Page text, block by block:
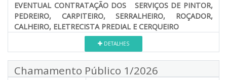
EVENTUAL CONTRATAÇÃO DOS SERVIÇOS DE PINTOR,
PEDREIRO, CARPITEIRO, SERRALHEIRO, ROÇADOR,
CALHEIRO, ELETRECISTA PREDIAL E CERQUEIRO
DETALHES
Chamamento Público 1/2026